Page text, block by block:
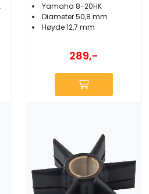
Yamaha 8-20HK
Diameter 50,8 mm
Høyde 12,7 mm
289,-